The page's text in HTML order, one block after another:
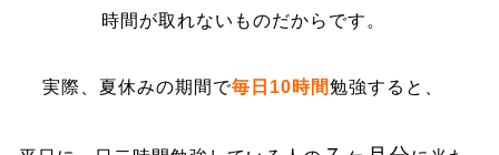
時間が取れないものだからです。
実際、夏休みの期間で毎日10時間勉強すると、